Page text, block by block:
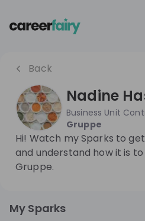
Back
Nadine
Business Unit
Gruppe
Hi! Watch my Sparks to
and understand how it is
Gruppe.
My Sparks